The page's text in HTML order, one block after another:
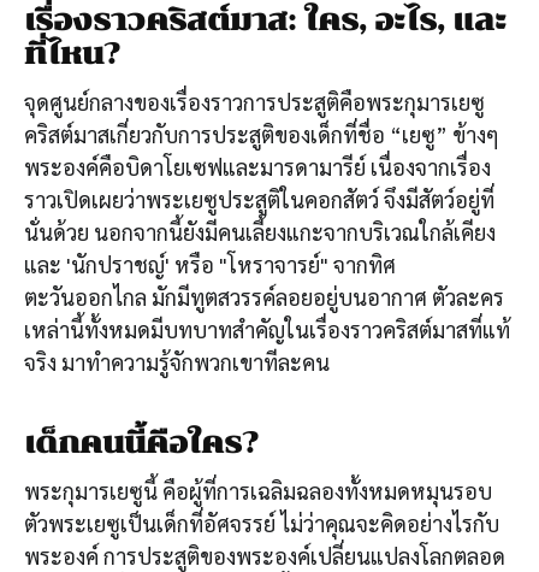
เรื่องราวคริสต์มาส: ใคร, อะไร, และ
ที่ไหน?
จุดศูนย์กลางของเรื่องราวการประสูติคือพระกุมารเยซู
คริสต์มาสเกี่ยวกับการประสูติของเด็กที่ชื่อ “เยซู” ข้างๆ
พระองค์คือบิดาโยเซฟและมารดามารีย์ เนื่องจากเรื่อง
ราวเปิดเผยว่าพระเยซูประสูติในคอกสัตว์ จึงมีสัตว์อยู่ที่
นั่นด้วย นอกจากนี้ยังมีคนเลี้ยงแกะจากบริเวณใกล้เคียง
และ 'นักปราชญ์' หรือ "โหราจารย์" จากทิศ
ตะวันออกไกล มักมีทูตสวรรค์ลอยอยู่บนอากาศ ตัวละคร
เหล่านี้ทั้งหมดมีบทบาทสำคัญในเรื่องราวคริสต์มาสที่แท้
จริง มาทำความรู้จักพวกเขาทีละคน
เด็กคนนี้คือใคร?
พระกุมารเยซูนี้ คือผู้ที่การเฉลิมฉลองทั้งหมดหมุนรอบ
ตัวพระเยซูเป็นเด็กที่อัศจรรย์ ไม่ว่าคุณจะคิดอย่างไรกับ
พระองค์ การประสูติของพระองค์เปลี่ยนแปลงโลกตลอด